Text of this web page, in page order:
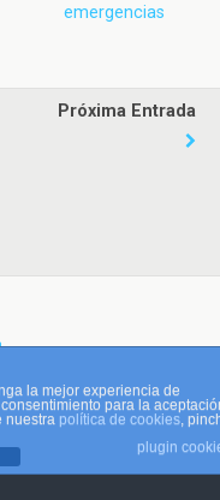
emergencias
Próxima Entrada
Escritorio
la mejor experiencia de
para la
nuestra política de cookies,
plugin